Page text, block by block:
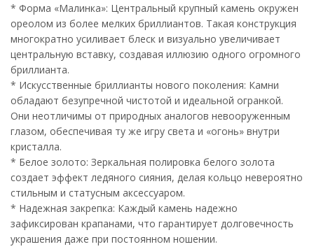
* Форма «Малинка»: Центральный крупный камень окружен
ореолом из более мелких бриллиантов. Такая конструкция
многократно усиливает блеск и визуально увеличивает
центральную вставку, создавая иллюзию одного огромного
бриллианта.
* Искусственные бриллианты нового поколения: Камни
обладают безупречной чистотой и идеальной огранкой.
Они неотличимы от природных аналогов невооруженным
глазом, обеспечивая ту же игру света и «огонь» внутри
кристалла.
* Белое золото: Зеркальная полировка белого золота
создает эффект ледяного сияния, делая кольцо невероятно
стильным и статусным аксессуаром.
* Надежная закрепка: Каждый камень надежно
зафиксирован крапанами, что гарантирует долговечность
украшения даже при постоянном ношении.